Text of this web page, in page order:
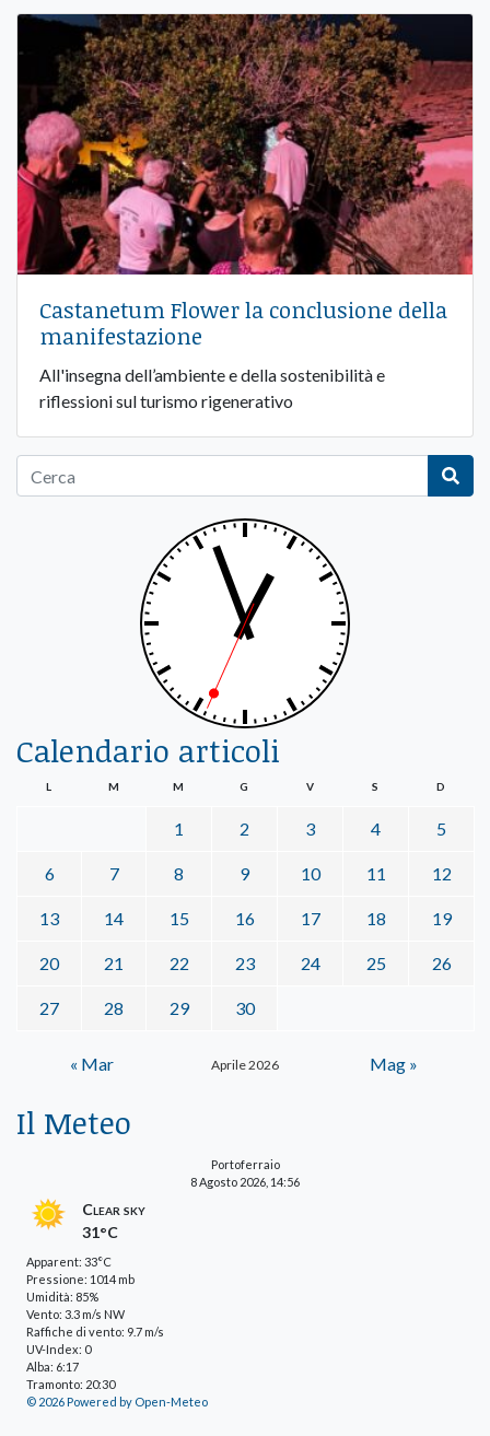
Castanetum Flower la conclusione della
manifestazione
All'insegna dell’ambiente e della sostenibilità e
riflessioni sul turismo rigenerativo
Calendario articoli
Aprile 2026
L M M G V S D
1 2 3 4 5
6 7 8 9 10 11 12
13 14 15 16 17 18 19
20 21 22 23 24 25 26
27 28 29 30
« Mar Mag »
Il Meteo
Portoferraio
8 Agosto 2026, 14:56
Clear sky
31°C
Apparent: 33°C
Pressione: 1014 mb
Umidità: 85%
Vento: 3.3 m/s NW
Raffiche di vento: 9.7 m/s
UV-Index: 0
Alba: 6:17
Tramonto: 20:30
© 2026 Powered by Open-Meteo